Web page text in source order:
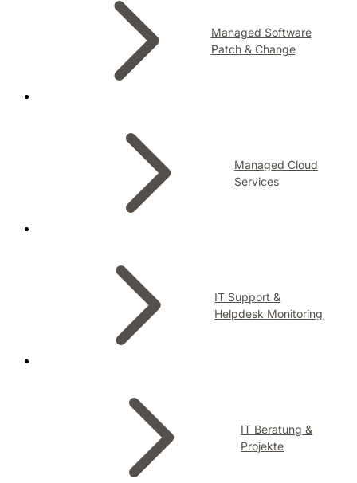
Managed Software
Patch & Change
Managed Cloud
Services
IT Support &
Helpdesk Monitoring
IT Beratung &
Projekte